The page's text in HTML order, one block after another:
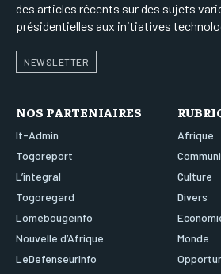
des articles récents sur des sujets
présidentielles aux initiatives
NEWSLETTER
NOS PARTENIAIRES
It-Admin
Togoreport
L’integral
Togoregard
Lomebougeinfo
Nouvelle d’Afrique
LeDefenseurInfo
Afrique
Culture
Divers
Monde